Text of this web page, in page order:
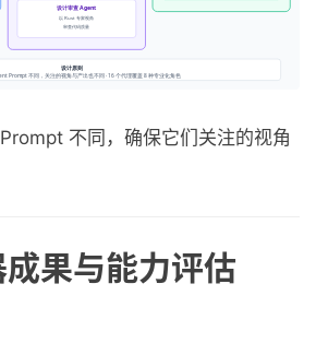
不同，确保它们关注的视角
果与能力评估